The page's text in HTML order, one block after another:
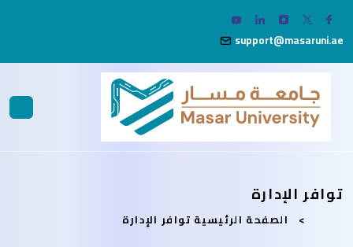
support@masaruni.ae
توافر الإدارة
الصفحة الرئيسية توافر الإدارة